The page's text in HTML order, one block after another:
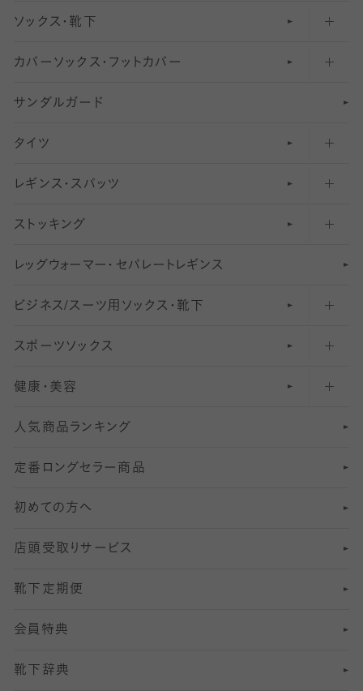
ソックス・靴下
五本指ソックス・靴下
足袋ソックス・靴下
無地・プレーンソックス・靴下
柄ソックス・靴下
スニーカー（くるぶし）用ソックス
アンクル・ショートソックス（くるぶし上）
クルーソックス（ふくらはぎ下）
ハイソックス
オーバーニー・ニーハイソックス
カバーソックス・フットカバー
フットカバー・カバーソックス（深め）
フットカバー・カバーソックス（ふつう）
フットカバー・カバーソックス（浅め）
サンダルガード
タイツ
30デニール以下のタイツ（薄手タイツ）
31〜40デニールタイツ
41〜60デニールタイツ
61〜80デニールタイツ
81 〜110デニールタイツ
111〜210デニールタイツ
211デニールタイツ以上（防寒・厚手タイツ）
レギンス・スパッツ
柄レギンス
無地レギンス
レギンスパンツ（レギパン）
マタニティレギンス
5 分丈
6 分丈レギンス
7 分丈 レギンス
8 分丈 レギンス
10分丈 レギンス
12分丈レギンス
13分丈レギンス
ストッキング
伝線しにくいストッキング
ショートストッキング
結婚式用ストッキング
美脚ストッキング
オールスルーストッキング
レッ グ ウォー マー ・ セパレー ト レ ギンス
ビジネス/スーツ用 ソックス・靴下
匠シリーズ
フレッシャーズ向けソックス・靴下
冠婚葬祭向けソックス・靴下
スーツカジュアルソックス・靴下
ロングホーズ
スポーツソックス
ランニングソックス・靴下
ゴルフソックス・靴下
サッカー・フットサル用ソックス
ヨガソックス・靴下
スポーツ用レッグウォーマー
SSサイズ（21～23cm）
Sサイズ（22～25cm）
Mサイズ（25～27cm）
健康・美容
インナーソックス
加圧・着圧ソックス
冷えとり靴下
着圧・加圧タイツ
むくみ対策
足の疲れ対策
足の臭い対策
人気商品ランキング
定番ロングセラー商品
初めての方へ
店頭受取りサービス
靴下定期便
会員特典
靴下辞典